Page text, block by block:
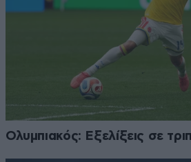
Ολυμπιακός: Εξελίξεις σε